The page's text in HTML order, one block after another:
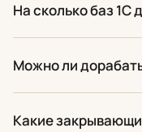
На сколько баз 1С
Можно ли
Какие